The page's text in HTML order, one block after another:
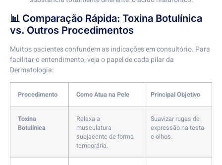
📊 Comparação Rápida: Toxina Botulínica
vs. Outros Procedimentos
Muitos pacientes confundem as indicações em consultório. Para
facilitar o entendimento, veja o papel de cada pilar da
Dermatologia:
Procedimento Como Atua na Pele Principal Objetivo
Toxina
Botulínica
Relaxa a
musculatura
subjacente de forma
temporária.
Suavizar rugas de
expressão na testa
e olhos.